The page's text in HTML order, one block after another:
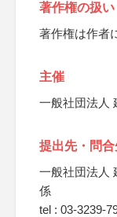
著作権の扱い
著作権は作者
主催
一般社団法人
提出先・問合
一般社団法人
係
tel : 03-3239-